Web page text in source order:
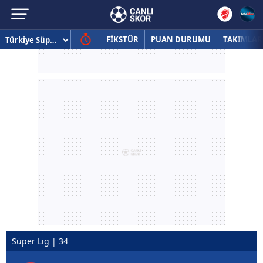
FİKSTÜR PUAN DURUMU TAKIMLAR
Süper Lig | 34